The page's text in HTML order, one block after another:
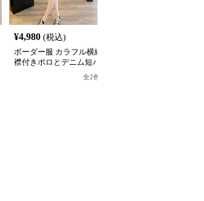
¥4,980 (税込)
ボーダー服 カラフル横縞
襟付きポロとデニム短パ
全2色